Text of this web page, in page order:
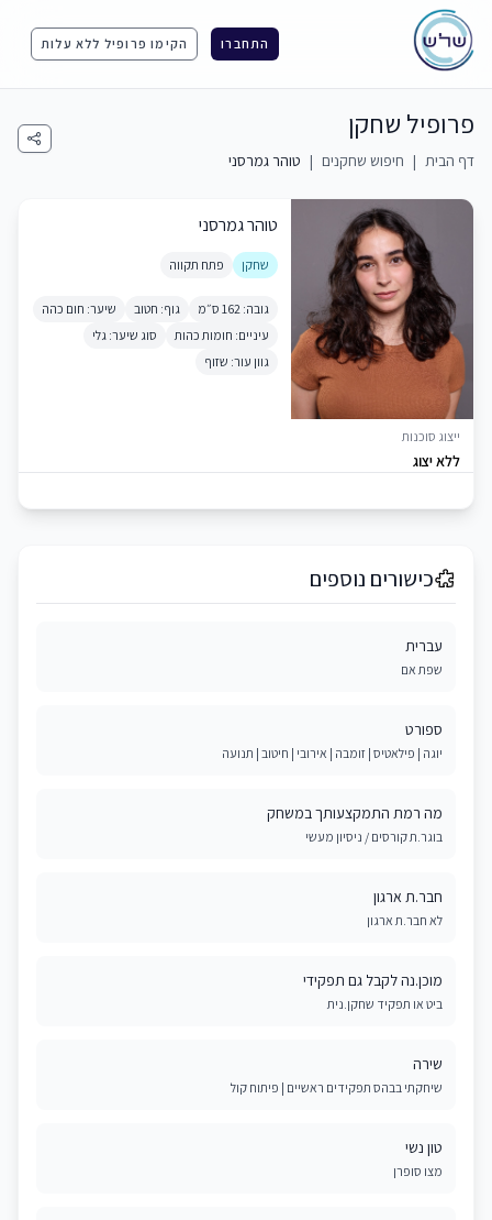
התחברו הקימו פרופיל ללא עלות
פרופיל שחקן
דף הבית | חיפוש שחקנים | טוהר גמרסני
ייצוג סוכנות
ללא יצוג
טוהר גמרסני
שחקן פתח תקווה
גובה: 162 ס״מ גוף: חטוב
שיער: חום כהה
עיניים: חומות כהות
סוג שיער: גלי
גוון עור: שזוף
כישורים נוספים
עברית
שפת אם
ספורט
יוגה | פילאטיס | זומבה | אירובי | חיטוב | תנועה
מה רמת התמקצעותך במשחק
בוגר.ת קורסים / ניסיון מעשי
חבר.ת ארגון
לא חבר.ת ארגון
מוכן.נה לקבל גם תפקידי
ביט או תפקיד שחקן.נית
שירה
שיחקתי בבהס תפקידים ראשיים | פיתוח קול
טון נשי
מצו סופרן